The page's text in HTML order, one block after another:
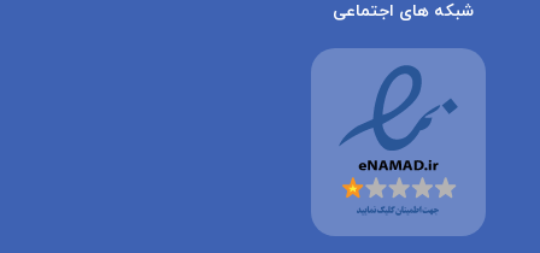
شبکه های اجتماعی